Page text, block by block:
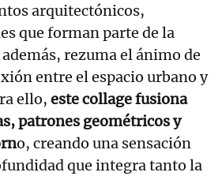
arquitectónicos,
que forman parte de la
rezuma el ánimo de
entre el espacio urbano y
ello, este collage fusiona
patrones geométricos y
o, creando una sensación
que integra tanto la